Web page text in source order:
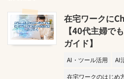
在宅ワークに
【40代主婦で
ガイド】
AI・ツール活用 AI
在宅ワークのはじめ